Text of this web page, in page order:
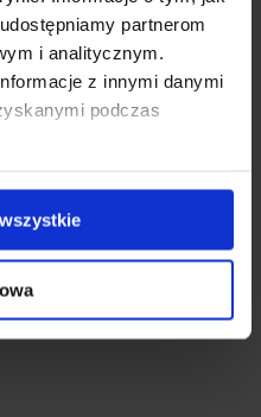
partnerom
i analitycznym.
z innymi danymi
podczas